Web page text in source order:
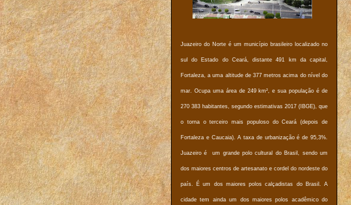
Juazeiro do Norte é um município brasileiro localizado no
sul do Estado do Ceará, distante 491 km da capital,
Fortaleza, a uma altitude de 377 metros acima do nível do
mar. Ocupa uma área de 249 km², e sua população é de
270 383 habitantes, segundo estimativas 2017 (IBGE), que
o torna o terceiro mais populoso do Ceará (depois de
Fortaleza e Caucaia). A taxa de urbanização é de 95,3%.
Juazeiro é um grande polo cultural do Brasil, sendo um
dos maiores centros de artesanato e cordel do nordeste do
país. É um dos maiores polos calçadistas do Brasil. A
cidade tem ainda um dos maiores polos acadêmico do